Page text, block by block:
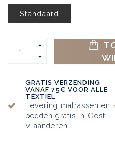
Standaard
GRATIS VERZENDING
VANAF 75€ VOOR ALLE
TEXTIEL
Levering matrassen en
bedden gratis in Oost-
Vlaanderen